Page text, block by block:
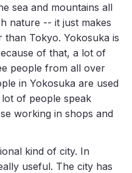
sea and mountains all
nature -- it just makes
Tokyo. Yokosuka is
of that, a lot of
people from all over
in Yokosuka are used
of people speak
working in shops and
kind of city. In
useful. The city has